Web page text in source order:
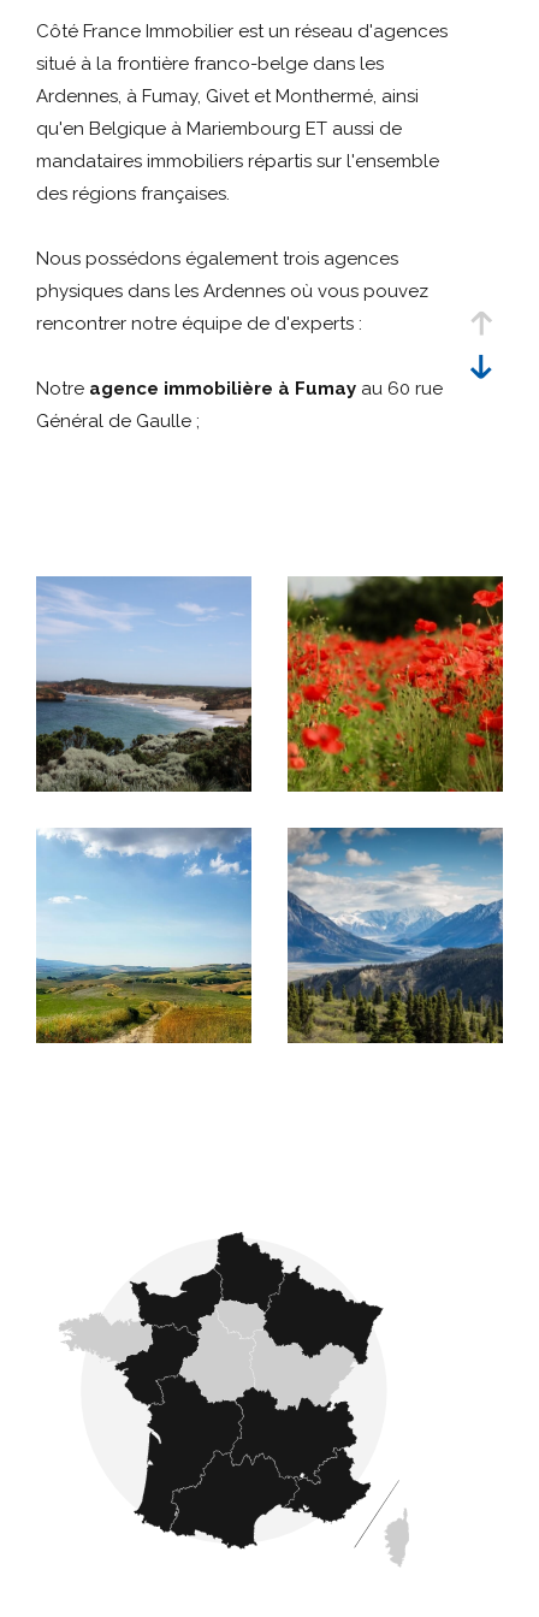
Côté France Immobilier est un réseau d'agences
situé à la frontière franco-belge dans les
Ardennes, à Fumay, Givet et Monthermé, ainsi
qu'en Belgique à Mariembourg ET aussi de
mandataires immobiliers répartis sur l'ensemble
des régions françaises.
Nous possédons également trois agences
physiques dans les Ardennes où vous pouvez
rencontrer notre équipe de d'experts :
Notre agence immobilière à Fumay au 60 rue
Général de Gaulle ;
Projet immobilier en France et en
Belgique, découvrez nos
prestations !
Acheter ou vendre un bien
Ce réseau a été créé pour
aider des
propriétaires à vendre leurs biens
immobiliers à une clientèle française mais
aussi internationaleet inversement pouraider
la clientèle étrangère à trouver le bien de
leurs rêves en France.
L'estimation immobilière
Avec Côté France Immobilier, faîtes confiance à
des experts en estimation immobilière. Après une
estimation immobilière réalisée par un de nos
experts, vous êtes sûr d'obtenir une
évaluation précise et fiablede la valeur de
votre bien avant de le mettre en vente.
critères
Rechercher